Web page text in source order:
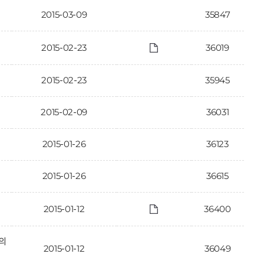
2015-03-09 35847
2015-02-23 36019
2015-02-23 35945
2015-02-09 36031
2015-01-26 36123
2015-01-26 36615
2015-01-12 36400
2015-01-12 36049